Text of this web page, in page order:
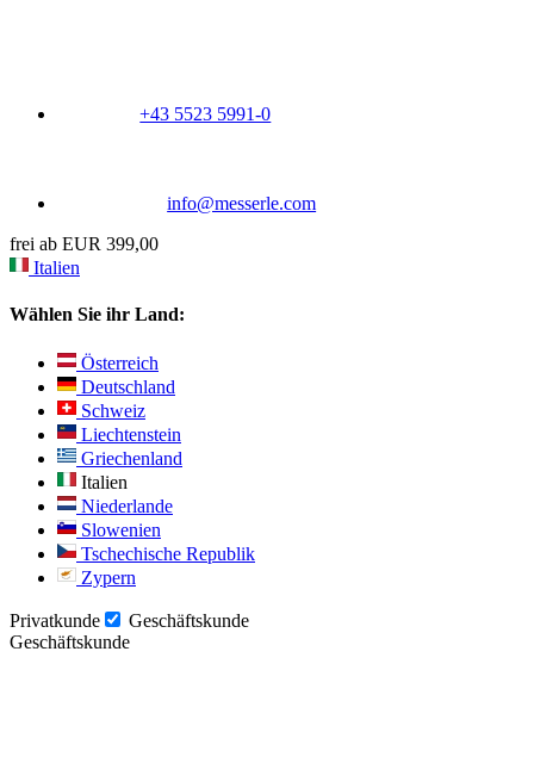
+43 5523 5991-0
info@messerle.com
frei ab EUR 399,00
Italien
Wählen Sie ihr Land:
Österreich
Deutschland
Schweiz
Liechtenstein
Griechenland
Italien
Niederlande
Slowenien
Tschechische Republik
Zypern
Privatkunde
Geschäftskunde
Geschäftskunde